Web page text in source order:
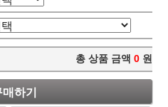
총 상품 금액 0 원
매하기